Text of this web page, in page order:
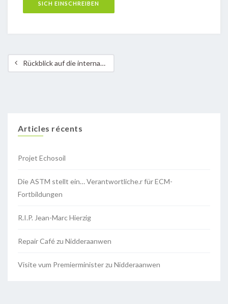
Rückblick auf die internationale Jahreskonferenz (CAIC22) des Klima-Bündnis in Hesperingen
Articles récents
Projet Echosoil
Die ASTM stellt ein… Verantwortliche.r für ECM-
Fortbildungen
R.I.P. Jean-Marc Hierzig
Repair Café zu Nidderaanwen
Visite vum Premierminister zu Nidderaanwen